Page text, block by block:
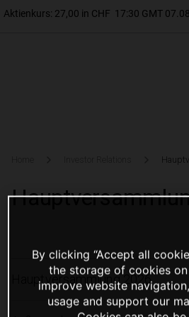
Hauptversammlung 2026
By clicking “Accept all
the storage of cookies
improve website
usage and support our